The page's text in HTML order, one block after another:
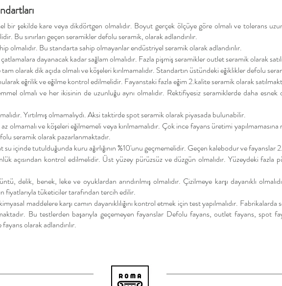
bir şekilde kare veya dikdörtgen olmalıdır. Boyut gerçek ölçüye göre olmalı ve tolerans
Bu sınırları geçen seramikler defolu seramik, olarak adlandırılır.
olmalıdır. Bu standarta sahip olmayanlar endüstriyel seramik olarak adlandırılır.
dayanacak kadar sağlam olmalıdır. Fazla pişmiş seramikler outlet seramik olarak
olarak dik açıda olmalı ve köşeleri kırılmamalıdır. Standartın üstündeki eğiklikler defolu
eğrilik ve eğilme kontrol edilmelidir. Fayanstaki fazla eğim 2.kalite seramik olarak
olmalı ve her ikisinin de uzunluğu aynı olmalıdır. Rektifiyesiz seramiklerde daha esnek
Yırtılmış olmamalıydı. Aksi taktirde spot seramik olarak piyasada bulunabilir.
olmamalı ve köşeleri eğilmemeli veya kırılmamalıdır. Çok ince fayans üretimi
seramik olarak pazarlanmaktadır.
içinde tutulduğunda kuru ağırlığının %10'unu geçmemelidir. Geçen kalebodur ve fayanslar
açısından kontrol edilmelidir. Üst yüzey pürüzsüz ve düzgün olmalıdır. Yüzeydeki fazla
delik, benek, leke ve oyuklardan arındırılmış olmalıdır. Çizilmeye karşı dayanıklı
fiyatlarıyla tüketiciler tarafından tercih edilir.
maddelere karşı camın dayanıklılığını kontrol etmek için test yapılmalıdır.
Bu testlerden başarıyla geçemeyen fayanslar Defolu fayans, outlet fayans, spot
olarak adlandırılır.